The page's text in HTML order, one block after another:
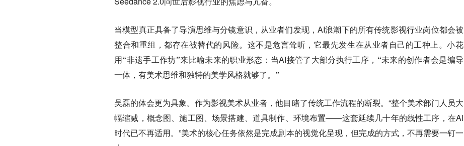
当模型真正具备了导演思维与分镜意识，从业者们发现，AI浪潮下的所有传统影视行业岗位都会被
整合和重组，都存在被替代的风险。这不是危言耸听，它最先发生在从业者自己的工种上。小花
用“非遗手工作坊”来比喻未来的职业形态：当AI接管了大部分执行工序， “未来的创作者会是编导
一体，有美术思维和独特的美学风格就够了。”
吴磊的体会更为具象。作为影视美术从业者，他目睹了传统工作流程的断裂。“整个美术部门人员大
幅缩减，概念图、施工图、场景搭建、道具制作、环境布置——这套延续几十年的线性工序，在AI
时代已不再适用。”美术的核心任务依然是完成剧本的视觉化呈现，但完成的方式，不再需要一钉一